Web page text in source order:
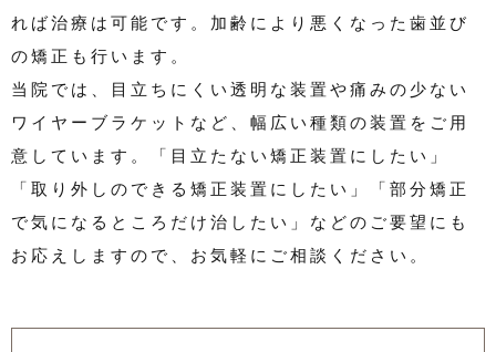
れば治療は可能です。加齢により悪くなった歯並び
の矯正も行います。
当院では、目立ちにくい透明な装置や痛みの少ない
ワイヤーブラケットなど、幅広い種類の装置をご用
意しています。「目立たない矯正装置にしたい」
「取り外しのできる矯正装置にしたい」「部分矯正
で気になるところだけ治したい」などのご要望にも
お応えしますので、お気軽にご相談ください。